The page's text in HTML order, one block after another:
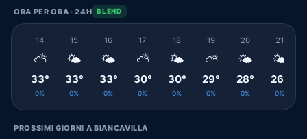
ORA PER ORA · 24H BLEND
14
⛅
33°
0%
15
🌤️
33°
0%
16
🌤️
33°
0%
17
⛅
30°
0%
18
🌤️
30°
0%
19
⛅
29°
0%
20
🌤️
28°
0%
21
🌤️
26°
0%
PROSSIMI GIORNI A BIANCAVILLA